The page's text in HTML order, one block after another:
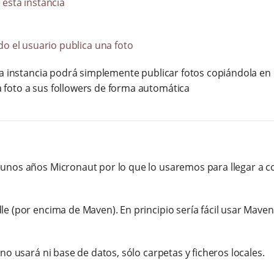
el usuario publica una foto
instancia podrá simplemente publicar fotos copiándola
a sus followers de forma automática
años Micronaut por lo que lo usaremos para llegar a
(por encima de Maven). En principio sería fácil usar
usará ni base de datos, sólo carpetas y ficheros locales.